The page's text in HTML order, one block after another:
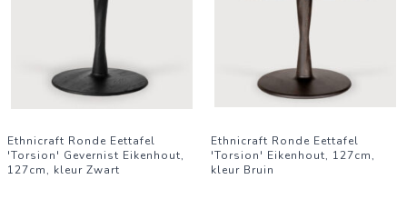
Ethnicraft Ronde Eettafel
'Torsion' Gevernist Eikenhout,
127cm, kleur Zwart
Ethnicraft Ronde Eettafel
'Torsion' Eikenhout, 127cm,
kleur Bruin